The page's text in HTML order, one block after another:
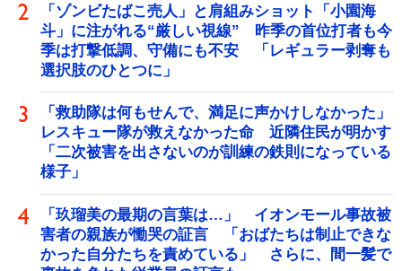
「ゾンビたばこ売人」と肩組みショット「小園海
斗」に注がれる“厳しい視線” 昨季の首位打者も今
季は打撃低調、守備にも不安 「レギュラー剥奪も
選択肢のひとつに」
「救助隊は何もせんで、満足に声かけしなかった」
レスキュー隊が救えなかった命 近隣住民が明かす
「二次被害を出さないのが訓練の鉄則になっている
様子」
「玖瑠美の最期の言葉は…」 イオンモール事故被
害者の親族が慟哭の証言 「おばたちは制止できな
かった自分たちを責めている」 さらに、間一髪で